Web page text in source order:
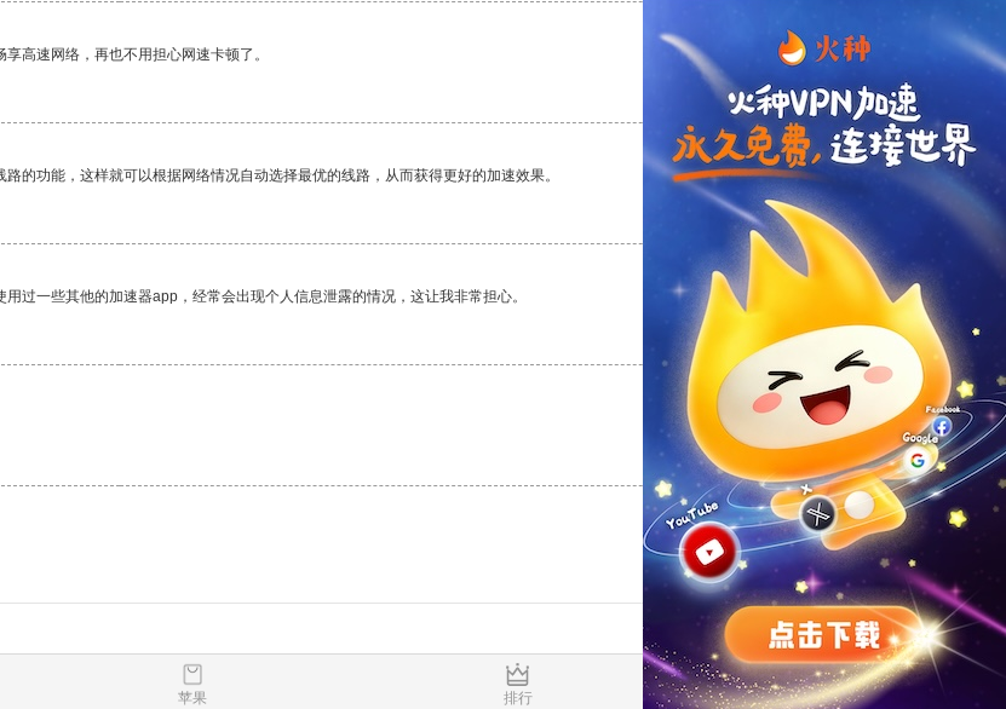
高速网络，再也不用担心网速卡顿了。
支持[0] 反对
的功能，这样就可以根据网络情况自动选择最优的线路，从而获得更好的加速效果。
支持
过一些其他的加速器app，经常会出现个人信息泄露的情况，这让我非常担心。
反对 [0]
支持[0] 反对[0]
苹果 排行 推荐